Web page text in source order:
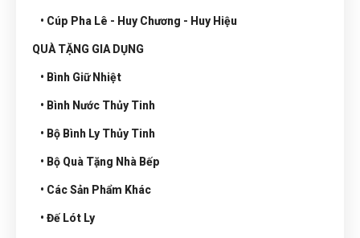
• Cúp Pha Lê - Huy Chương - Huy Hiệu
QUÀ TẶNG GIA DỤNG
• Bình Giữ Nhiệt
• Bình Nước Thủy Tinh
• Bộ Bình Ly Thủy Tinh
• Bộ Quà Tặng Nhà Bếp
• Các Sản Phẩm Khác
• Đế Lót Ly